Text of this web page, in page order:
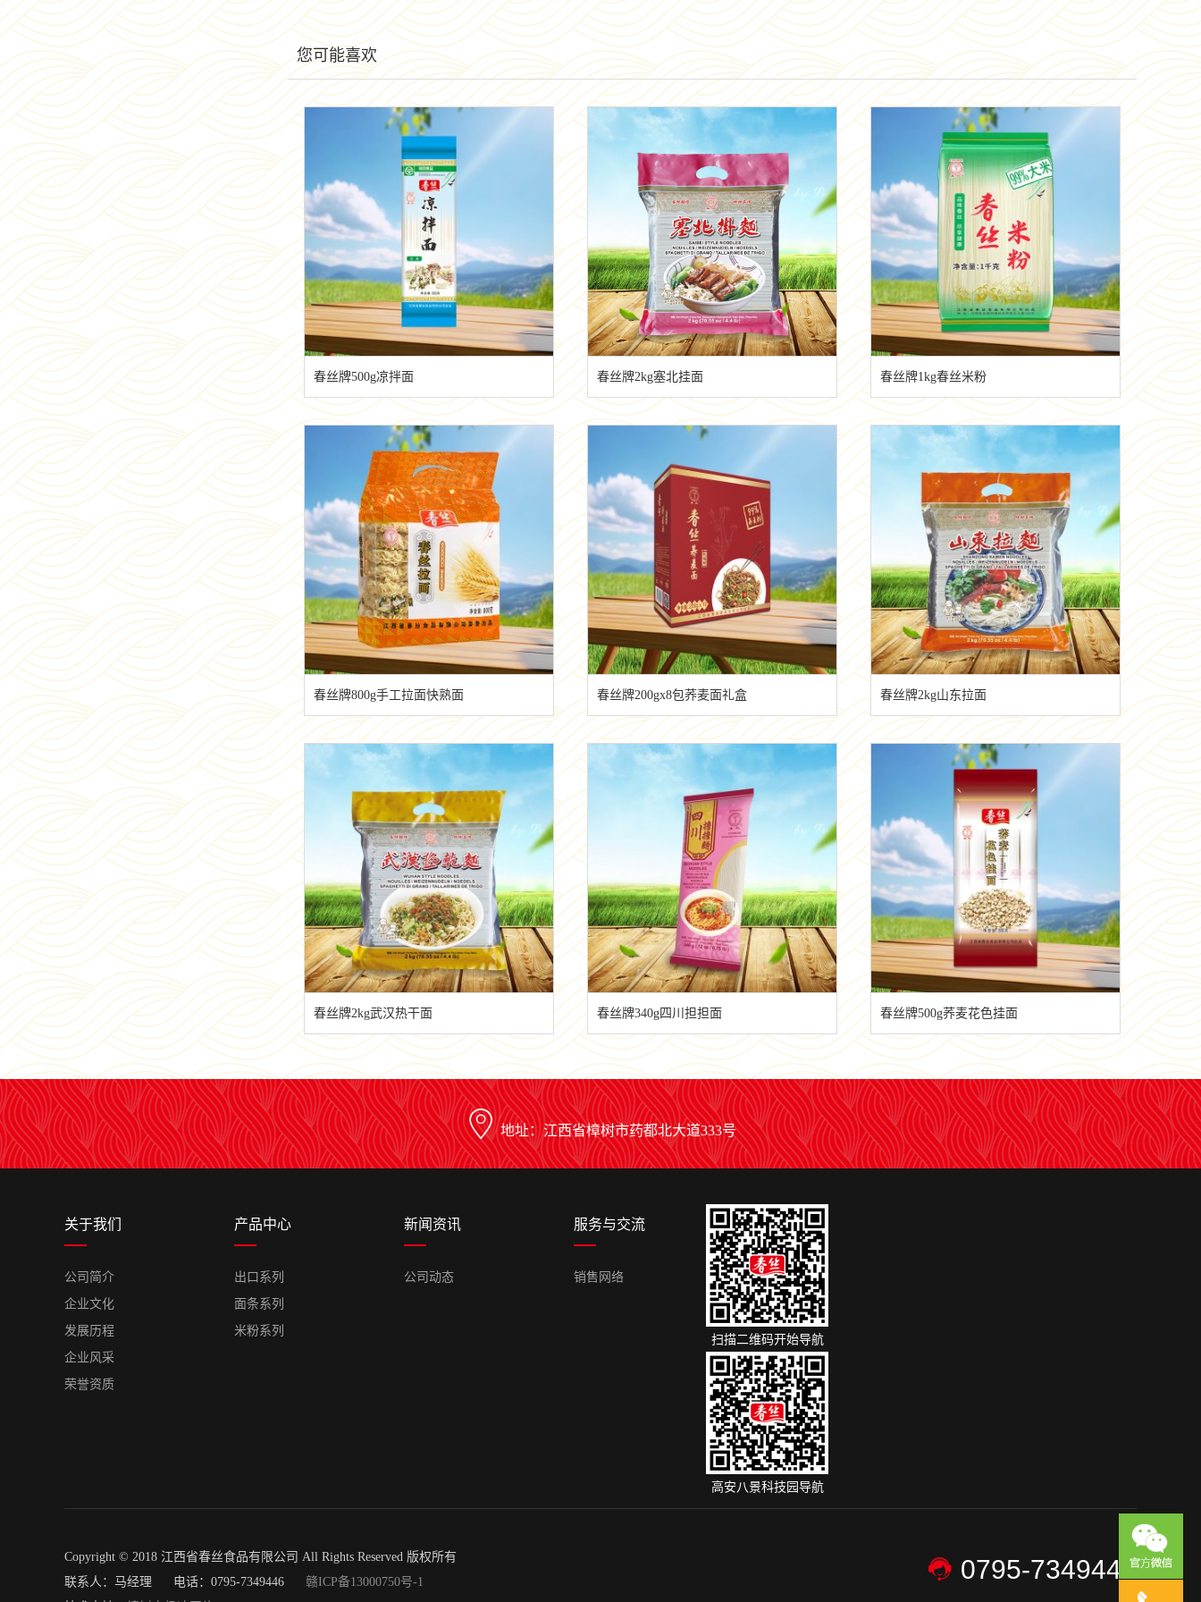
您可能喜欢
春丝牌500g凉拌面 春丝牌2kg塞北挂面 春丝牌1kg春丝米粉
春丝牌800g手工拉面快熟面 春丝牌200gx8包荞麦面礼盒 春丝牌2kg山东拉面
春丝牌2kg武汉热干面 春丝牌340g四川担担面 春丝牌500g荞麦花色挂面
地址：江西省樟树市药都北大道333号
关于我们
公司简介
企业文化
发展历程
企业风采
荣誉资质
产品中心
出口系列
面条系列
米粉系列
新闻资讯
公司动态
服务与交流
销售网络
扫描二维码开始导航
高安八景科技园导航
Copyright © 2018 江西省春丝食品有限公司 All Rights Reserved 版权所有
联系人：马经理 电话：0795-7349446 赣ICP备13000750号-1
0795-7349446